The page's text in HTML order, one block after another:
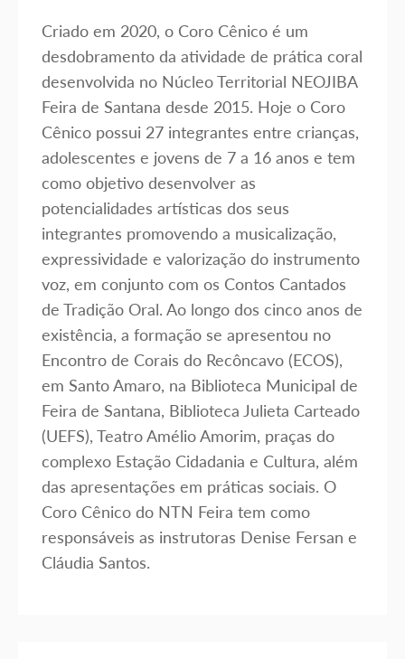
Criado em 2020, o Coro Cênico é um
desdobramento da atividade de prática coral
desenvolvida no Núcleo Territorial NEOJIBA
Feira de Santana desde 2015. Hoje o Coro
Cênico possui 27 integrantes entre crianças,
adolescentes e jovens de 7 a 16 anos e tem
como objetivo desenvolver as
potencialidades artísticas dos seus
integrantes promovendo a musicalização,
expressividade e valorização do instrumento
voz, em conjunto com os Contos Cantados
de Tradição Oral. Ao longo dos cinco anos de
existência, a formação se apresentou no
Encontro de Corais do Recôncavo (ECOS),
em Santo Amaro, na Biblioteca Municipal de
Feira de Santana, Biblioteca Julieta Carteado
(UEFS), Teatro Amélio Amorim, praças do
complexo Estação Cidadania e Cultura, além
das apresentações em práticas sociais. O
Coro Cênico do NTN Feira tem como
responsáveis as instrutoras Denise Fersan e
Cláudia Santos.